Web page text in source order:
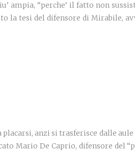
ampia, “perche’ il fatto non
la tesi del difensore di Mirabile,
anzi si trasferisce dalle aule
Mario De Caprio, difensore del